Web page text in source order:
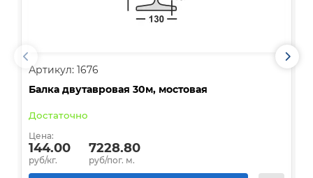
Артикул: 1676
Балка двутавровая 30м, мостовая
Достаточно
Цена:
144.00
руб/кг.
7228.80
руб/пог. м.